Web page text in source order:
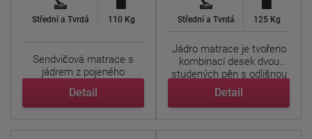
Střední a Tvrdá 110 Kg
Sendvičová matrace s
jádrem z pojeného
Nosné vrstvy ...
Detail
Střední a Tvrdá 125 Kg
Jádro matrace je tvořeno
kombinací desek dvou
studených pěn s odlišnou
...
Detail